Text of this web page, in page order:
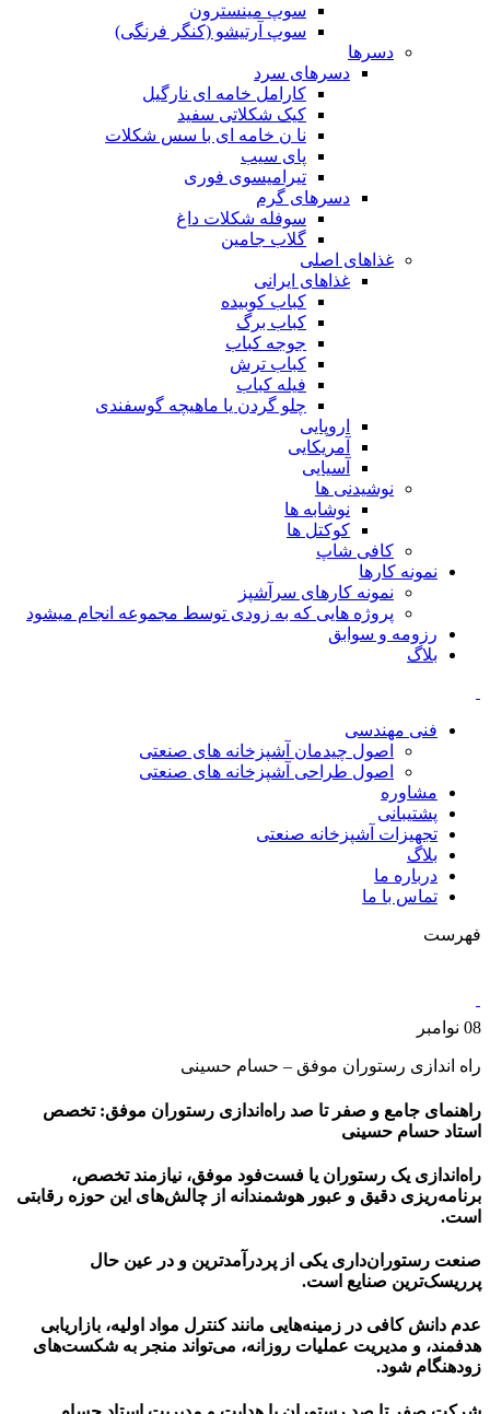
سوپ مینسترون
سوپ آرتیشو (کنگر فرنگی)
دسرها
دسرهای سرد
کارامل خامه ای نارگیل
کیک شکلاتی سفید
نا ن خامه ای با سس شکلات
پای سیب
تیرامیسوی فوری
دسرهای گرم
سوفله شکلات داغ
گلاب جامین
غذاهای اصلی
غذاهای ایرانی
کباب کوبیده
کباب برگ
جوجه کباب
کباب ترش
فیله کباب
چلو گردن یا ماهیچه گوسفندی
اروپایی
آمریکایی
آسیایی
نوشیدنی ها
نوشابه ها
کوکتل ها
کافی شاپ
نمونه کارها
نمونه کارهای سرآشپز
پروژه هایی که به زودی توسط مجموعه انجام میشود
رزومه و سوابق
بلاگ
فنی مهندسی
اصول چیدمان آشپزخانه های صنعتی
اصول طراحی آشپزخانه های صنعتی
مشاوره
پشتیبانی
تجهیزات آشپزخانه صنعتی
بلاگ
درباره ما
تماس با ما
فهرست
08 نوامبر
راه اندازی رستوران موفق – حسام حسینی
راهنمای جامع و صفر تا صد راه‌اندازی رستوران موفق: تخصص
استاد حسام حسینی
راه‌اندازی یک رستوران یا فست‌فود موفق، نیازمند تخصص،
برنامه‌ریزی دقیق و عبور هوشمندانه از چالش‌های این حوزه رقابتی
است.
صنعت رستوران‌داری یکی از پردرآمدترین و در عین حال
پرریسک‌ترین صنایع است.
عدم دانش کافی در زمینه‌هایی مانند کنترل مواد اولیه، بازاریابی
هدفمند، و مدیریت عملیات روزانه، می‌تواند منجر به شکست‌های
زودهنگام شود.